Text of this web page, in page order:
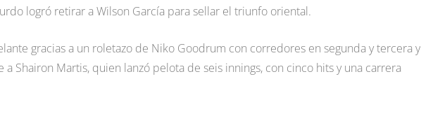
logró retirar a Wilson García para sellar el triunfo oriental.
gracias a un roletazo de Niko Goodrum con corredores en segunda y tercera y
Shairon Martis, quien lanzó pelota de seis innings, con cinco hits y una carrera